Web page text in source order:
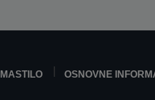
MASTILO OSNOVNE